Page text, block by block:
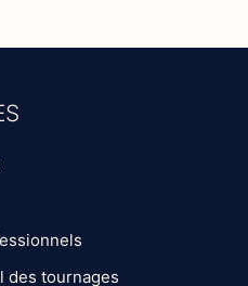
des tournages